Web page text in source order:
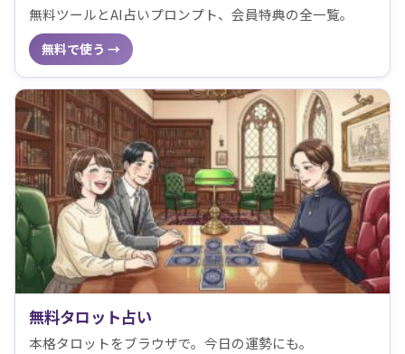
無料ツールとAI占いプロンプト、会員特典の全一覧。
無料で使う →
無料タロット占い
本格タロットをブラウザで。今日の運勢にも。